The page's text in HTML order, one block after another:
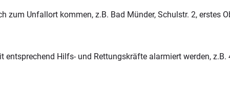
Unfallort kommen, z.B. Bad Münder, Schulstr. 2, erstes
Hilfs- und Rettungskräfte alarmiert werden, z.B.